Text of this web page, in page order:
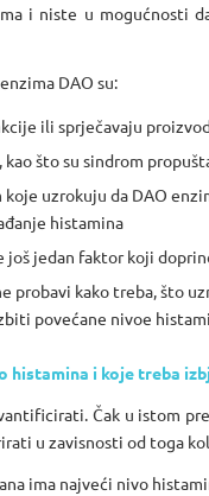
i niste u mogućnosti
DAO su:
ili sprječavaju
što su sindrom
uzrokuju da DAO
histamina
još jedan faktor koji
probavi kako treba, što
povećane nivoe
histamina i koje treba
Čak u istom
u zavisnosti od toga
ima najveći nivo